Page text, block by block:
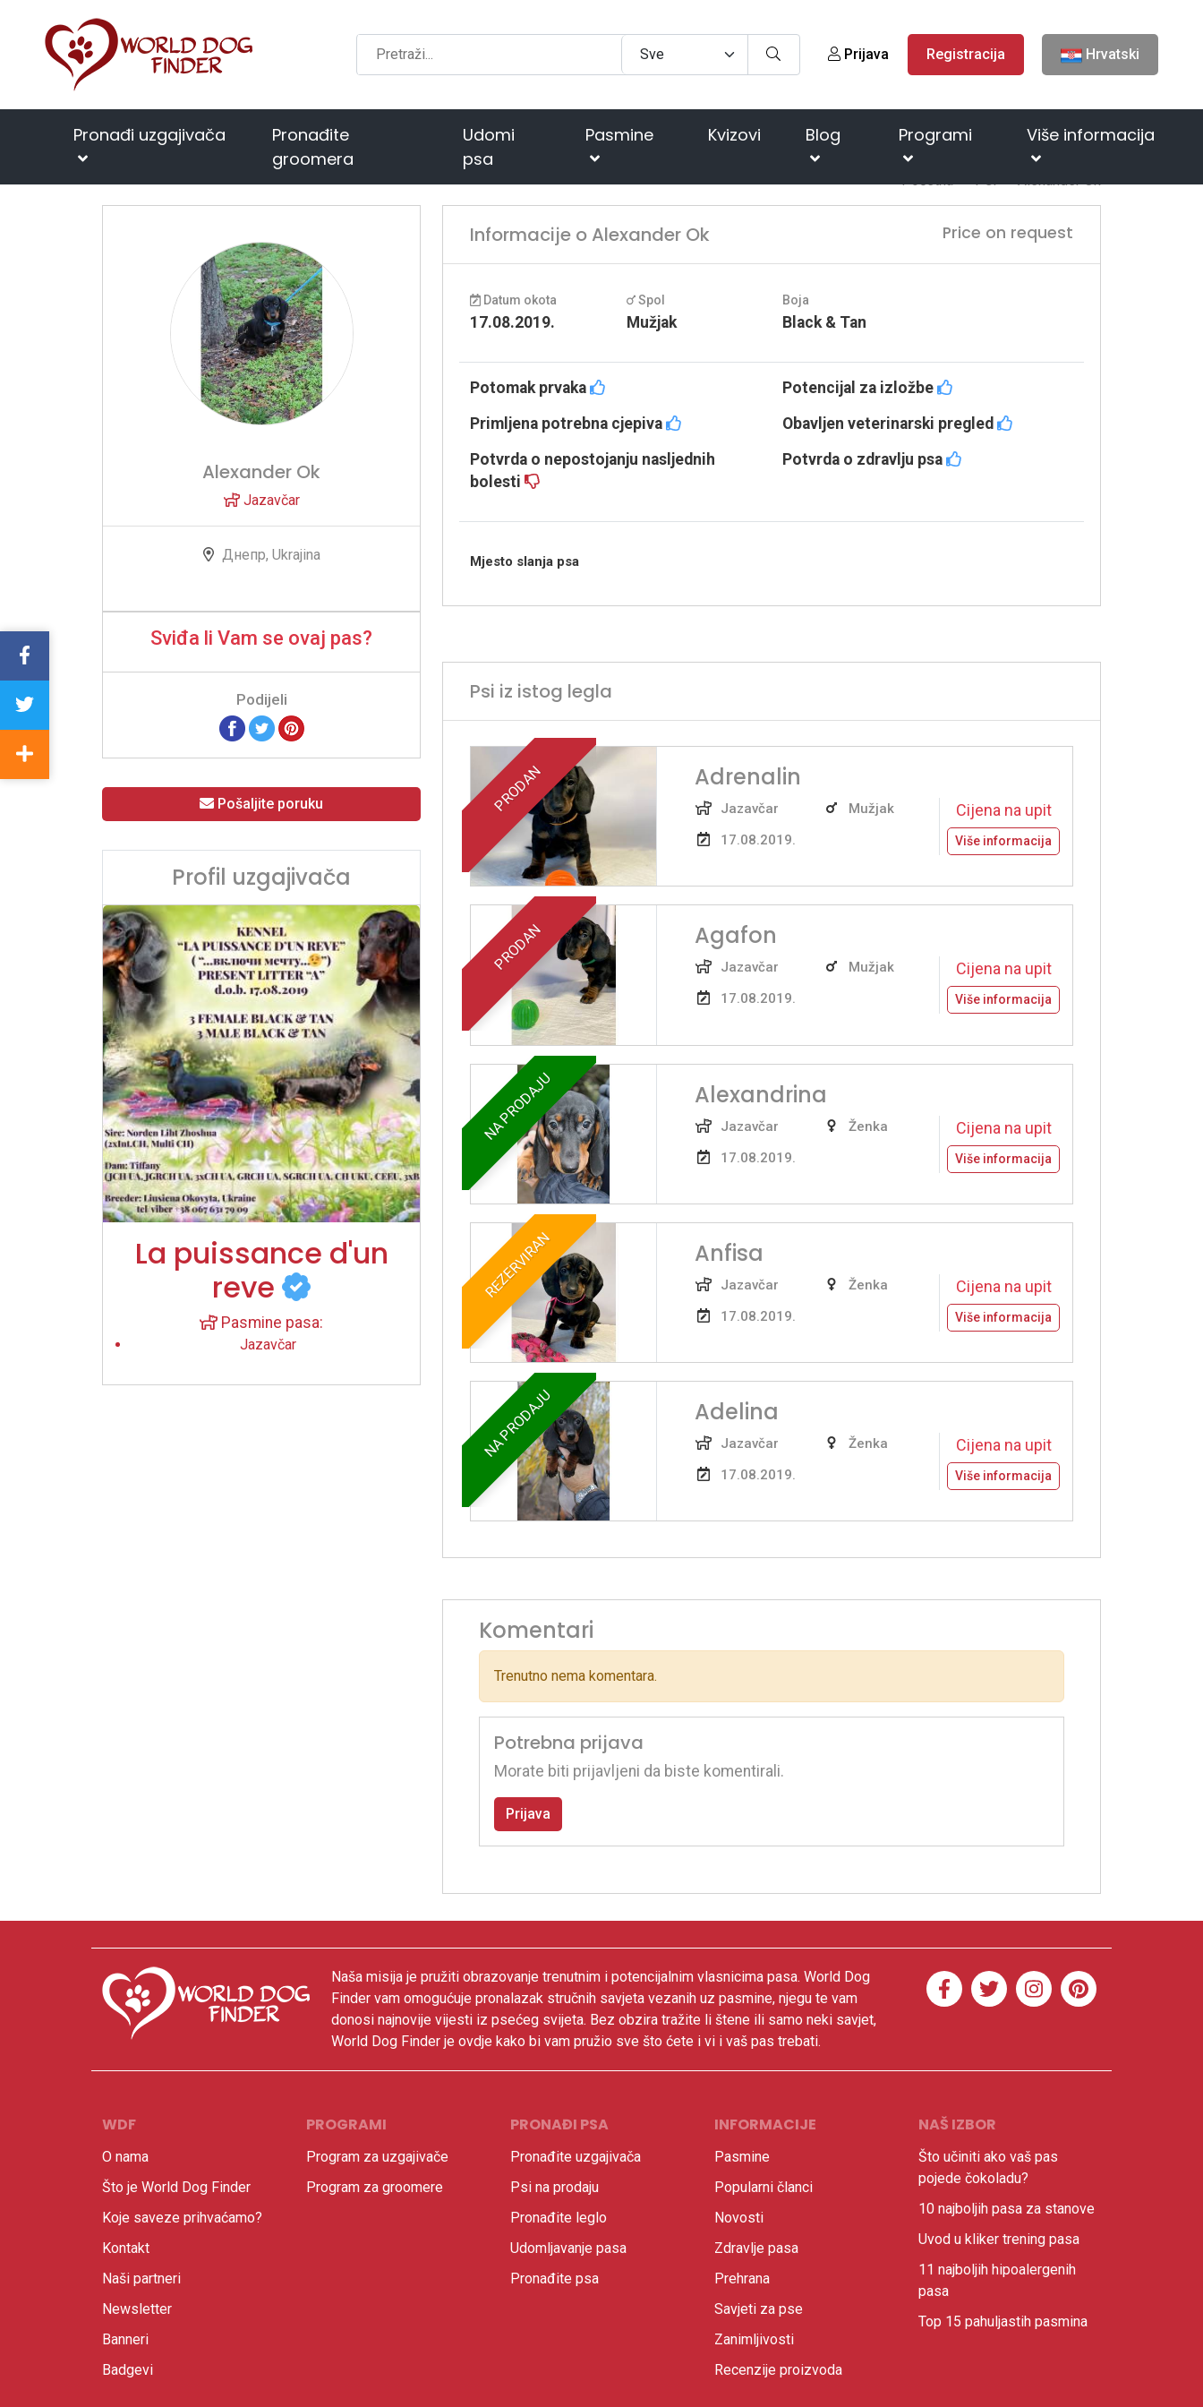
Prijava Registracija Hrvatski
Pronađi uzgajivača
Pronađite
groomera
Udomi
psa
Pasmine Kvizovi Blog Programi Više informacija
Početna Psi Alexander Ok
Alexander Ok
Jazavčar
Днепр, Ukrajina
Sviđa li Vam se ovaj pas?
Podijeli
Pošaljite poruku
Profil uzgajivača
La puissance d'un
reve
Pasmine pasa:
Jazavčar
Informacije o Alexander Ok Price on request
Datum okota
17.08.2019.
Spol
Mužjak
Boja
Black & Tan
Potomak prvaka
Potencijal za izložbe
Primljena potrebna cjepiva
Obavljen veterinarski pregled
Potvrda o nepostojanju nasljednih
bolesti
Potvrda o zdravlju psa
Mjesto slanja psa
Psi iz istog legla
PRODAN Adrenalin
Jazavčar
17.08.2019.
Mužjak Cijena na upit
Više informacija
PRODAN Agafon
Jazavčar
17.08.2019.
Mužjak Cijena na upit
Više informacija
NA PRODAJU Alexandrina
Jazavčar
17.08.2019.
Ženka Cijena na upit
Više informacija
REZERVIRAN Anfisa
Jazavčar
17.08.2019.
Ženka Cijena na upit
Više informacija
NA PRODAJU Adelina
Jazavčar
17.08.2019.
Ženka Cijena na upit
Više informacija
Komentari
Trenutno nema komentara.
Potrebna prijava
Morate biti prijavljeni da biste komentirali.
Prijava
Naša misija je pružiti obrazovanje trenutnim i potencijalnim vlasnicima pasa. World Dog
Finder vam omogućuje pronalazak stručnih savjeta vezanih uz pasmine, njegu te vam
donosi najnovije vijesti iz psećeg svijeta. Bez obzira tražite li štene ili samo neki savjet,
World Dog Finder je ovdje kako bi vam pružio sve što ćete i vi i vaš pas trebati.
WDF
O nama
Što je World Dog Finder
Koje saveze prihvaćamo?
Kontakt
Naši partneri
Newsletter
Banneri
Badgevi
PROGRAMI
Program za uzgajivače
Program za groomere
PRONAĐI PSA
Pronađite uzgajivača
Psi na prodaju
Pronađite leglo
Udomljavanje pasa
Pronađite psa
INFORMACIJE
Pasmine
Popularni članci
Novosti
Zdravlje pasa
Prehrana
Savjeti za pse
Zanimljivosti
Recenzije proizvoda
NAŠ IZBOR
Što učiniti ako vaš pas
pojede čokoladu?
10 najboljih pasa za stanove
Uvod u kliker trening pasa
11 najboljih hipoalergenih
pasa
Top 15 pahuljastih pasmina